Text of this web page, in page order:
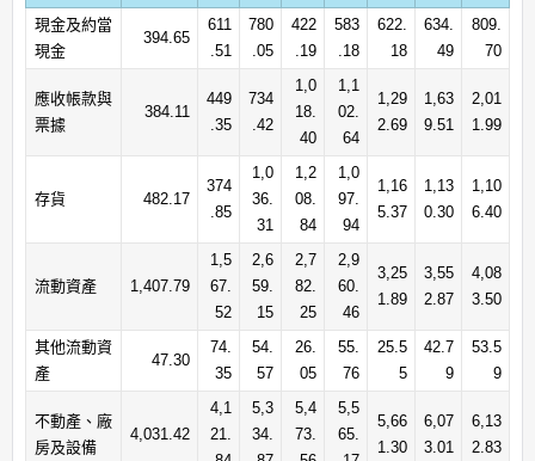
現金及約當
現金
394.65
611
.51
780
.05
422
.19
583
.18
622.
18
634.
49
809.
70
應收帳款與
票據
384.11
449
.35
734
.42
1,0
18.
40
1,1
02.
64
1,29
2.69
1,63
9.51
2,01
1.99
存貨 482.17
374
.85
1,0
36.
31
1,2
08.
84
1,0
97.
94
1,16
5.37
1,13
0.30
1,10
6.40
流動資產 1,407.79
1,5
67.
52
2,6
59.
15
2,7
82.
25
2,9
60.
46
3,25
1.89
3,55
2.87
4,08
3.50
其他流動資
產
47.30
74.
35
54.
57
26.
05
55.
76
25.5
5
42.7
9
53.5
9
不動產、廠
房及設備
4,031.42
4,1
21.
5,3
34.
5,4
73.
5,5
65.
5,66
1.30
6,07
3.01
6,13
2.83